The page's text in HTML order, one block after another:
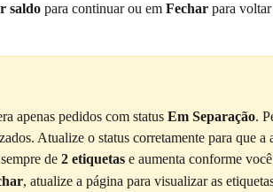
saldo para continuar ou em Fechar para
apenas pedidos com status Em Separação.
Atualize o status corretamente para que a
de 2 etiquetas e aumenta conforme
, atualize a página para visualizar as